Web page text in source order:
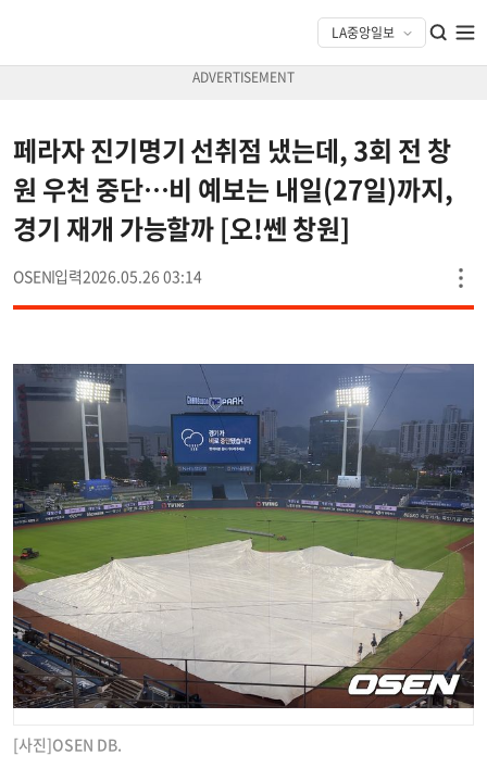
페라자 진기명기 선취점 냈는데, 3회 전 창
원 우천 중단…비 예보는 내일(27일)까지,
경기 재개 가능할까 [오!쎈 창원]
OSEN 2026.05.26 03:14
[사진]OSEN DB.